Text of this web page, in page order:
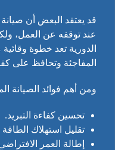
قد يعتقد البعض أن
عند توقفه عن العمل،
الدورية تعد خطوة
المفاجئة وتحافظ على
ومن أهم فوائد الصيانة
تحسين كفاءة التبريد.
تقليل استهلاك الطاقة
إطالة العمر